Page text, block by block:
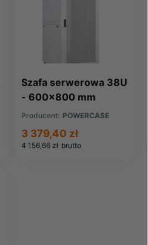
Szafa serwerowa 38U
- 600x800 mm
Producent: POWERCASE
4 156,66 zł brutto
3 379,40 zł